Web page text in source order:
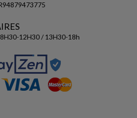
12H30 / 13H30-18h